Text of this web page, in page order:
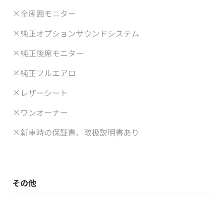
全周囲モニター
純正オプションサウンドシステム
純正後席モニター
純正フルエアロ
レザーシート
ワンオーナー
新車時の保証書、取扱説明書あり
その他